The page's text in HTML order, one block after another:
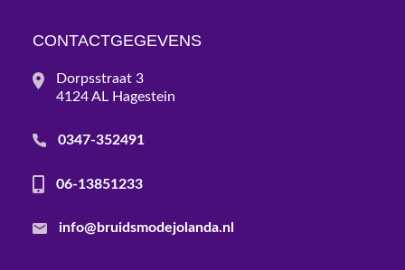
CONTACTGEGEVENS
Dorpsstraat 3
4124 AL Hagestein
0347-352491
06-13851233
info@bruidsmodejolanda.nl